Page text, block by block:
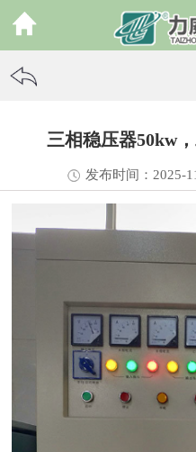
三相稳压器50kw
发布时间：2025-